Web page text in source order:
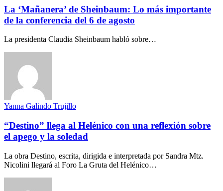
La ‘Mañanera’ de Sheinbaum: Lo más importante
de la conferencia del 6 de agosto
La presidenta Claudia Sheinbaum habló sobre…
Yanna Galindo Trujillo
“Destino” llega al Helénico con una reflexión sobre
el apego y la soledad
La obra Destino, escrita, dirigida e interpretada por Sandra Mtz.
Nicolini llegará al Foro La Gruta del Helénico…